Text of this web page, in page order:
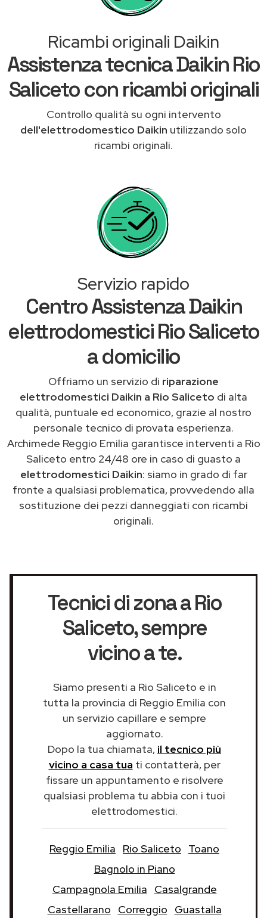
Ricambi originali Daikin
Assistenza tecnica Daikin Rio
Saliceto con ricambi originali
Controllo qualità su ogni intervento
dell'elettrodomestico Daikin utilizzando solo
ricambi originali.
Servizio rapido
Centro Assistenza Daikin
elettrodomestici Rio Saliceto
a domicilio
Offriamo un servizio di riparazione
elettrodomestici Daikin a Rio Saliceto di alta
qualità, puntuale ed economico, grazie al nostro
personale tecnico di provata esperienza.
Archimede Reggio Emilia garantisce interventi a Rio
Saliceto entro 24/48 ore in caso di guasto a
elettrodomestici Daikin: siamo in grado di far
fronte a qualsiasi problematica, provvedendo alla
sostituzione dei pezzi danneggiati con ricambi
originali.
Tecnici di zona a Rio
Saliceto, sempre
vicino a te.
Siamo presenti a Rio Saliceto e in
tutta la provincia di Reggio Emilia con
un servizio capillare e sempre
aggiornato.
Dopo la tua chiamata, il tecnico più
vicino a casa tua ti contatterà, per
fissare un appuntamento e risolvere
qualsiasi problema tu abbia con i tuoi
elettrodomestici.
Reggio Emilia Rio Saliceto
Toano
Bagnolo in Piano
Campagnola Emilia
Casalgrande
Castellarano
Correggio Guastalla